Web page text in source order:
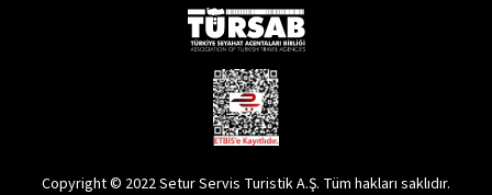
Copyright © 2022 Setur Servis Turistik A.Ş. Tüm hakları saklıdır.